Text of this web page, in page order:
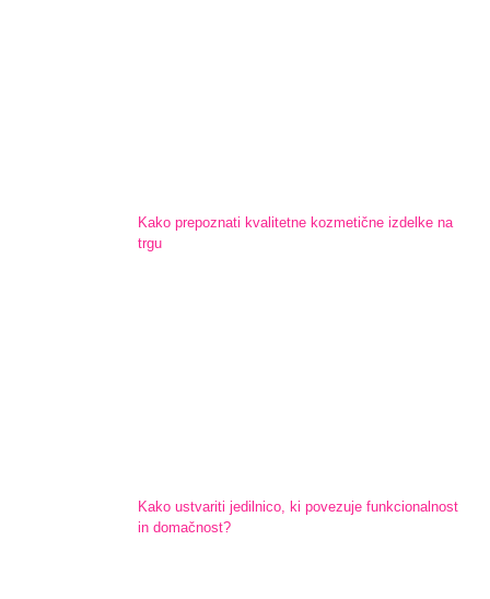
Kako prepoznati kvalitetne kozmetične izdelke na
trgu
Kako ustvariti jedilnico, ki povezuje funkcionalnost
in domačnost?